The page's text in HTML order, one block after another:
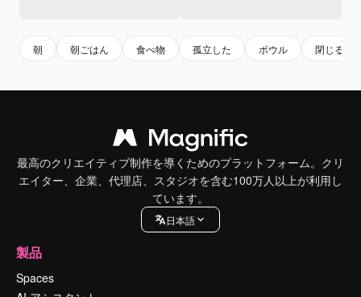
朝 朝ごはん 食べ物 孤立した ボウル 閉じる
最高のクリエイティブ制作を導くためのプラットフォーム。クリ
エイター、企業、代理店、スタジオを含む100万人以上が利用し
ています。
日本語
製品
Spaces